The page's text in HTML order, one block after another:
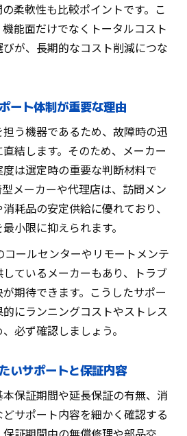
柔軟性も比較ポイントです。こ
能面だけでなくトータルコスト
が、長期的なコスト削減につな
ート体制が重要な理由
う機器であるため、故障時の迅
結します。そのため、メーカー
は選定時の重要な判断材料で
メーカーや代理店は、訪問メン
耗品の安定供給に優れており、
小限に抑えられます。
コールセンターやリモートメンテ
ているメーカーもあり、トラブ
期待できます。こうしたサポー
的にランニングコストやストレス
必ず確認しましょう。
いサポートと保証内容
保証期間や延長保証の有無、消
サポート内容を細かく確認する